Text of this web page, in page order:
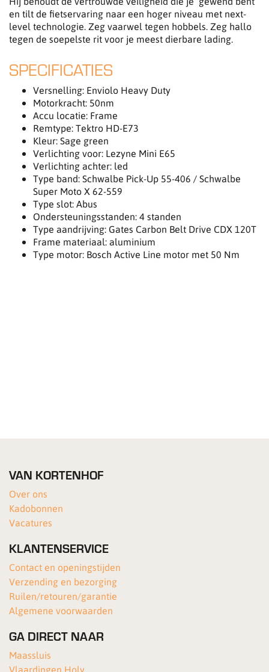
en tilt de fietservaring naar een hoger niveau met next-
level technologie. Zeg vaarwel tegen hobbels. Zeg hallo
tegen de soepelste rit voor je meest dierbare lading.
SPECIFICATIES
Versnelling: Enviolo Heavy Duty
Motorkracht: 50nm
Accu locatie: Frame
Remtype: Tektro HD-E73
Kleur: Sage green
Verlichting voor: Lezyne Mini E65
Verlichting achter: led
Type band: Schwalbe Pick-Up 55-406 / Schwalbe
Super Moto X 62-559
Type slot: Abus
Ondersteuningsstanden: 4 standen
Type aandrijving: Gates Carbon Belt Drive CDX 120T
Frame materiaal: aluminium
Type motor: Bosch Active Line motor met 50 Nm
VAN KORTENHOF
Over ons
Kadobonnen
Vacatures
KLANTENSERVICE
Contact en openingstijden
Verzending en bezorging
Ruilen/retouren/garantie
Algemene voorwaarden
GA DIRECT NAAR
Maassluis
Vlaardingen Holy